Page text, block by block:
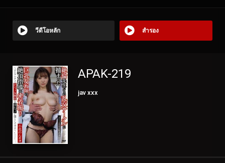
วีดีโอหลัก สำรอง
APAK-219
jav xxx